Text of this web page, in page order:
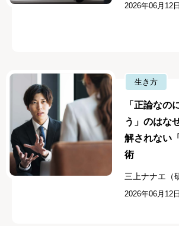
2026年06月12日
生き方
「正論なの
う」のはな
解されない
術
三上ナナエ（
2026年06月12日